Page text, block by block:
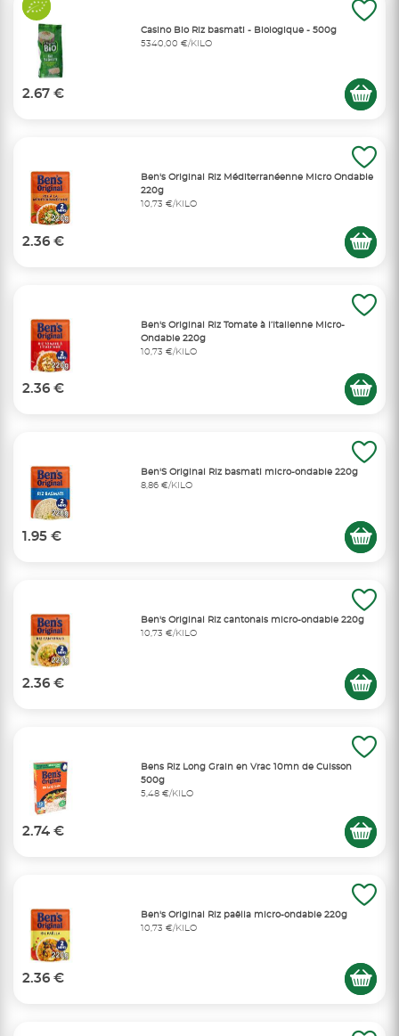
Casino Bio Riz basmati - Biologique - 500g
5340,00 €/KILO
2.67 €
Ben's Original Riz Méditerranéenne Micro Ondable
220g
10,73 €/KILO
2.36 €
Ben's Original Riz Tomate à l’Italienne Micro-
Ondable 220g
10,73 €/KILO
2.36 €
Ben'S Original Riz basmati micro-ondable 220g
8,86 €/KILO
1.95 €
Ben's Original Riz cantonais micro-ondable 220g
10,73 €/KILO
2.36 €
Bens Riz Long Grain en Vrac 10mn de Cuisson
500g
5,48 €/KILO
2.74 €
Ben's Original Riz paëlla micro-ondable 220g
10,73 €/KILO
2.36 €